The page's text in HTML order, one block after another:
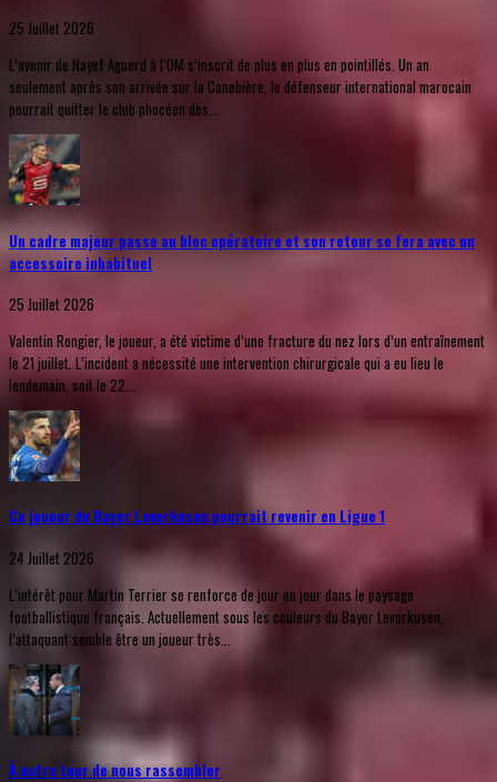
25 Juillet 2026
L’avenir de Nayef Aguerd à l’OM s’inscrit de plus en plus en pointillés. Un an
seulement après son arrivée sur la Canebière, le défenseur international marocain
pourrait quitter le club phocéen dès...
Un cadre majeur passe au bloc opératoire et son retour se fera avec un
accessoire inhabituel
25 Juillet 2026
Valentin Rongier, le joueur, a été victime d’une fracture du nez lors d’un entraînement
le 21 juillet. L’incident a nécessité une intervention chirurgicale qui a eu lieu le
lendemain, soit le 22...
Ce joueur du Bayer Leverkusen pourrait revenir en Ligue 1
24 Juillet 2026
L’intérêt pour Martin Terrier se renforce de jour en jour dans le paysage
footballistique français. Actuellement sous les couleurs du Bayer Leverkusen,
l’attaquant semble être un joueur très...
À notre tour de nous rassembler